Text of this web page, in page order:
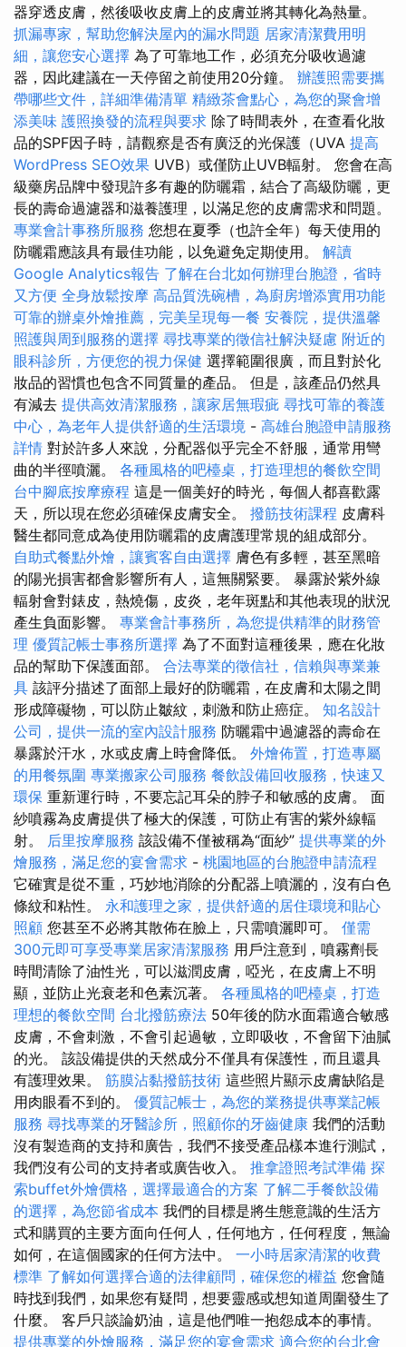
器穿透皮膚，然後吸收皮膚上的皮膚並將其轉化為熱量。
抓漏專家，幫助您解決屋內的漏水問題 居家清潔費用明
細，讓您安心選擇 為了可靠地工作，必須充分吸收過濾
器，因此建議在一天停留之前使用20分鐘。 辦護照需要攜
帶哪些文件，詳細準備清單 精緻茶會點心，為您的聚會增
添美味 護照換發的流程與要求 除了時間表外，在查看化妝
品的SPF因子時，請觀察是否有廣泛的光保護（UVA 提高
WordPress SEO效果 UVB）或僅防止UVB輻射。 您會在高
級藥房品牌中發現許多有趣的防曬霜，結合了高級防曬，更
長的壽命過濾器和滋養護理，以滿足您的皮膚需求和問題。
專業會計事務所服務 您想在夏季（也許全年）每天使用的
防曬霜應該具有最佳功能，以免避免定期使用。 解讀
Google Analytics報告 了解在台北如何辦理台胞證，省時
又方便 全身放鬆按摩 高品質洗碗槽，為廚房增添實用功能
可靠的辦桌外燴推薦，完美呈現每一餐 安養院，提供溫馨
照護與周到服務的選擇 尋找專業的徵信社解決疑慮 附近的
眼科診所，方便您的視力保健 選擇範圍很廣，而且對於化
妝品的習慣也包含不同質量的產品。 但是，該產品仍然具
有減去 提供高效清潔服務，讓家居無瑕疵 尋找可靠的養護
中心，為老年人提供舒適的生活環境 - 高雄台胞證申請服務
詳情 對於許多人來說，分配器似乎完全不舒服，通常用彎
曲的半徑噴灑。 各種風格的吧檯桌，打造理想的餐飲空間
台中腳底按摩療程 這是一個美好的時光，每個人都喜歡露
天，所以現在您必須確保皮膚安全。 撥筋技術課程 皮膚科
醫生都同意成為使用防曬霜的皮膚護理常規的組成部分。
自助式餐點外燴，讓賓客自由選擇 膚色有多輕，甚至黑暗
的陽光損害都會影響所有人，這無關緊要。 暴露於紫外線
輻射會對錶皮，熱燒傷，皮炎，老年斑點和其他表現的狀況
產生負面影響。 專業會計事務所，為您提供精準的財務管
理 優質記帳士事務所選擇 為了不面對這種後果，應在化妝
品的幫助下保護面部。 合法專業的徵信社，信賴與專業兼
具 該評分描述了面部上最好的防曬霜，在皮膚和太陽之間
形成障礙物，可以防止皺紋，刺激和防止癌症。 知名設計
公司，提供一流的室內設計服務 防曬霜中過濾器的壽命在
暴露於汗水，水或皮膚上時會降低。 外燴佈置，打造專屬
的用餐氛圍 專業搬家公司服務 餐飲設備回收服務，快速又
環保 重新運行時，不要忘記耳朵的脖子和敏感的皮膚。 面
紗噴霧為皮膚提供了極大的保護，可防止有害的紫外線輻
射。 后里按摩服務 該設備不僅被稱為“面紗” 提供專業的外
燴服務，滿足您的宴會需求 - 桃園地區的台胞證申請流程
它確實是從不重，巧妙地消除的分配器上噴灑的，沒有白色
條紋和粘性。 永和護理之家，提供舒適的居住環境和貼心
照顧 您甚至不必將其散佈在臉上，只需噴灑即可。 僅需
300元即可享受專業居家清潔服務 用戶注意到，噴霧劑長
時間清除了油性光，可以滋潤皮膚，啞光，在皮膚上不明
顯，並防止光衰老和色素沉著。 各種風格的吧檯桌，打造
理想的餐飲空間 台北撥筋療法 50年後的防水面霜適合敏感
皮膚，不會刺激，不會引起過敏，立即吸收，不會留下油膩
的光。 該設備提供的天然成分不僅具有保護性，而且還具
有護理效果。 筋膜沾黏撥筋技術 這些照片顯示皮膚缺陷是
用肉眼看不到的。 優質記帳士，為您的業務提供專業記帳
服務 尋找專業的牙醫診所，照顧你的牙齒健康 我們的活動
沒有製造商的支持和廣告，我們不接受產品樣本進行測試，
我們沒有公司的支持者或廣告收入。 推拿證照考試準備 探
索buffet外燴價格，選擇最適合的方案 了解二手餐飲設備
的選擇，為您節省成本 我們的目標是將生態意識的生活方
式和購買的主要方面向任何人，任何地方，任何程度，無論
如何，在這個國家的任何方法中。 一小時居家清潔的收費
標準 了解如何選擇合適的法律顧問，確保您的權益 您會隨
時找到我們，如果您有疑問，想要靈感或想知道周圍發生了
什麼。 客戶只談論奶油，這是他們唯一抱怨成本的事情。
提供專業的外燴服務，滿足您的宴會需求 適合您的台北會